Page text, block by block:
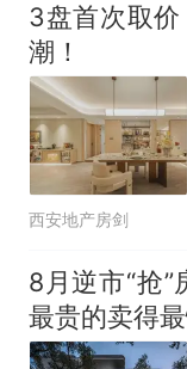
3盘首次取
潮！
西安地产房剑
8月逆市“抢”
最贵的卖得最